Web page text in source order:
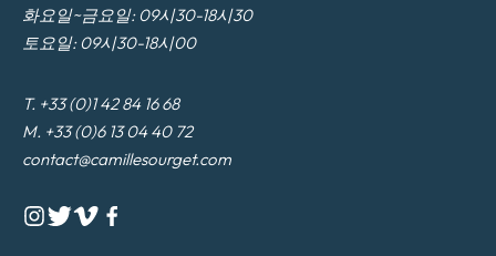
화요일~금요일: 09시30-18시30
토요일: 09시30-18시00
T. +33 (0)1 42 84 16 68
M. +33 (0)6 13 04 40 72
contact@camillesourget.com